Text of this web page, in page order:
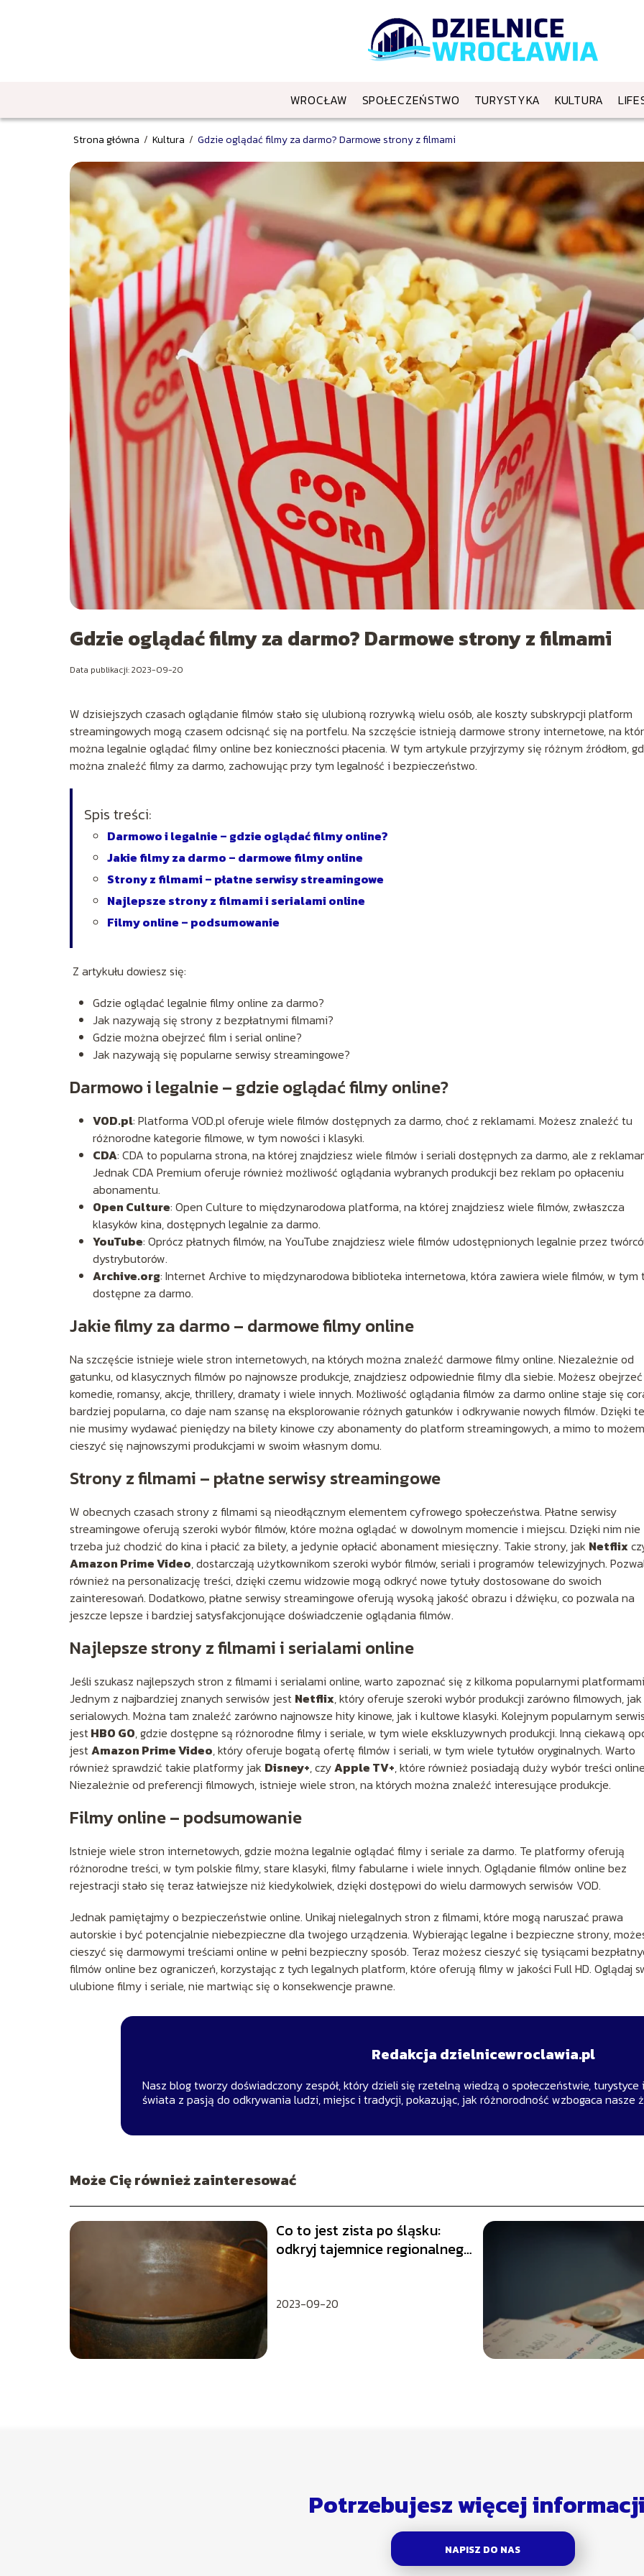
WROCŁAW SPOŁECZEŃSTWO TURYSTYKA KULTURA
Strona główna / Kultura / Gdzie oglądać filmy za darmo? Darmowe strony z filmami
Gdzie oglądać filmy za darmo? Darmowe strony z filmami
Data publikacji: 2023-09-20
W dzisiejszych czasach oglądanie filmów stało się ulubioną rozrywką wielu osób, ale koszty subskrypcji platform
streamingowych mogą czasem odcisnąć się na portfelu. Na szczęście istnieją darmowe strony internetowe, na
można legalnie oglądać filmy online bez konieczności płacenia. W tym artykule przyjrzymy się różnym źródłom,
można znaleźć filmy za darmo, zachowując przy tym legalność i bezpieczeństwo.
Spis treści:
Darmowo i legalnie – gdzie oglądać filmy online?
Jakie filmy za darmo – darmowe filmy online
Strony z filmami – płatne serwisy streamingowe
Najlepsze strony z filmami i serialami online
Filmy online – podsumowanie
Z artykułu dowiesz się:
Gdzie oglądać legalnie filmy online za darmo?
Jak nazywają się strony z bezpłatnymi filmami?
Gdzie można obejrzeć film i serial online?
Jak nazywają się popularne serwisy streamingowe?
Darmowo i legalnie – gdzie oglądać filmy online?
VOD.pl: Platforma VOD.pl oferuje wiele filmów dostępnych za darmo, choć z reklamami. Możesz znaleźć tu
różnorodne kategorie filmowe, w tym nowości i klasyki.
CDA: CDA to popularna strona, na której znajdziesz wiele filmów i seriali dostępnych za darmo, ale z
Jednak CDA Premium oferuje również możliwość oglądania wybranych produkcji bez reklam po opłaceniu
abonamentu.
Open Culture: Open Culture to międzynarodowa platforma, na której znajdziesz wiele filmów, zwłaszcza
klasyków kina, dostępnych legalnie za darmo.
YouTube: Oprócz płatnych filmów, na YouTube znajdziesz wiele filmów udostępnionych legalnie przez
dystrybutorów.
Archive.org: Internet Archive to międzynarodowa biblioteka internetowa, która zawiera wiele filmów, w tym
dostępne za darmo.
Jakie filmy za darmo – darmowe filmy online
Na szczęście istnieje wiele stron internetowych, na których można znaleźć darmowe filmy online. Niezależnie od
gatunku, od klasycznych filmów po najnowsze produkcje, znajdziesz odpowiednie filmy dla siebie. Możesz obejrzeć
komedie, romansy, akcje, thrillery, dramaty i wiele innych. Możliwość oglądania filmów za darmo online staje się
bardziej popularna, co daje nam szansę na eksplorowanie różnych gatunków i odkrywanie nowych filmów. Dzięki
nie musimy wydawać pieniędzy na bilety kinowe czy abonamenty do platform streamingowych, a mimo to
cieszyć się najnowszymi produkcjami w swoim własnym domu.
Strony z filmami – płatne serwisy streamingowe
W obecnych czasach strony z filmami są nieodłącznym elementem cyfrowego społeczeństwa. Płatne serwisy
streamingowe oferują szeroki wybór filmów, które można oglądać w dowolnym momencie i miejscu. Dzięki nim nie
trzeba już chodzić do kina i płacić za bilety, a jedynie opłacić abonament miesięczny. Takie strony, jak Netflix
Amazon Prime Video, dostarczają użytkownikom szeroki wybór filmów, seriali i programów telewizyjnych.
również na personalizację treści, dzięki czemu widzowie mogą odkryć nowe tytuły dostosowane do swoich
zainteresowań. Dodatkowo, płatne serwisy streamingowe oferują wysoką jakość obrazu i dźwięku, co pozwala na
jeszcze lepsze i bardziej satysfakcjonujące doświadczenie oglądania filmów.
Najlepsze strony z filmami i serialami online
Jeśli szukasz najlepszych stron z filmami i serialami online, warto zapoznać się z kilkoma popularnymi
Jednym z najbardziej znanych serwisów jest Netflix, który oferuje szeroki wybór produkcji zarówno filmowych,
serialowych. Można tam znaleźć zarówno najnowsze hity kinowe, jak i kultowe klasyki. Kolejnym popularnym
jestHBO GO, gdzie dostępne są różnorodne filmy i seriale, w tym wiele ekskluzywnych produkcji. Inną ciekawą
jestAmazon Prime Video, który oferuje bogatą ofertę filmów i seriali, w tym wiele tytułów oryginalnych. Warto
również sprawdzić takie platformy jak Disney+, czyApple TV+, które również posiadają duży wybór treści
Niezależnie od preferencji filmowych, istnieje wiele stron, na których można znaleźć interesujące produkcje.
Filmy online – podsumowanie
Istnieje wiele stron internetowych, gdzie można legalnie oglądać filmy i seriale za darmo. Te platformy oferują
różnorodne treści, w tym polskie filmy, stare klasyki, filmy fabularne i wiele innych. Oglądanie filmów online bez
rejestracji stało się teraz łatwiejsze niż kiedykolwiek, dzięki dostępowi do wielu darmowych serwisów VOD.
Jednak pamiętajmy o bezpieczeństwie online. Unikaj nielegalnych stron z filmami, które mogą naruszać prawa
autorskie i być potencjalnie niebezpieczne dla twojego urządzenia. Wybierając legalne i bezpieczne strony,
cieszyć się darmowymi treściami online w pełni bezpieczny sposób. Teraz możesz cieszyć się tysiącami
filmów online bez ograniczeń, korzystając z tych legalnych platform, które oferują filmy w jakości Full HD. Oglądaj
ulubione filmy i seriale, nie martwiąc się o konsekwencje prawne.
Redakcja dzielnicewroclawia.pl
Nasz blog tworzy doświadczony zespół, który dzieli się rzetelną wiedzą o społeczeństwie,
świata z pasją do odkrywania ludzi, miejsc i tradycji, pokazując, jak różnorodność wzbogaca nasze
Może Cię również zainteresować
Co to jest zista po śląsku:
odkryj tajemnice regionalnego
2023-09-20
Potrzebujesz więcej
NAPISZ DO NAS